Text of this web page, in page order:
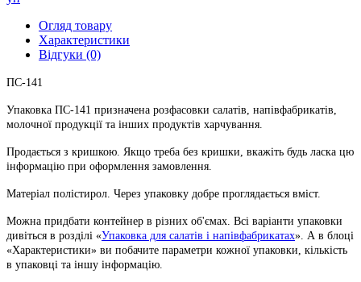
Огляд товару
Характеристики
Відгуки (0)
ПС-141
Упаковка ПС-141 призначена розфасовки салатів, напівфабрикатів,
молочної продукції та інших продуктів харчування.
Продається з кришкою. Якщо треба без кришки, вкажіть будь ласка цю
інформацію при оформлення замовлення.
Матеріал полістирол. Через упаковку добре проглядається вміст.
Можна придбати контейнер в різних об'ємах. Всі варіанти упаковки
дивіться в розділі «Упаковка для салатів і напівфабрикатах». А в блоці
«Характеристики» ви побачите параметри кожної упаковки, кількість
в упаковці та іншу інформацію.